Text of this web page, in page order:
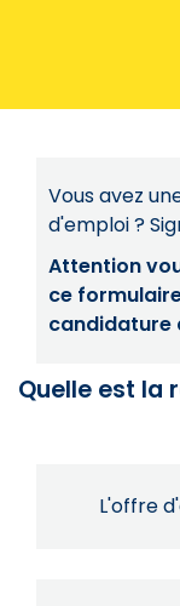
Vous avez
d'emploi ?
Attention
ce
candidature
Quelle est la
L'offre